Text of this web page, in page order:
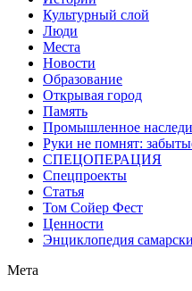
Культурный слой
Люди
Места
Новости
Образование
Открывая город
Память
Промышленное
Руки не помнят:
СПЕЦОПЕРАЦИЯ
Спецпроекты
Статья
Том Сойер Фест
Ценности
Энциклопедия
Мета